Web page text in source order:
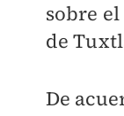
sobre
de
De